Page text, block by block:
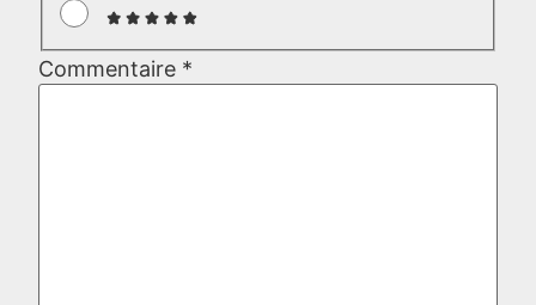
Commentaire *